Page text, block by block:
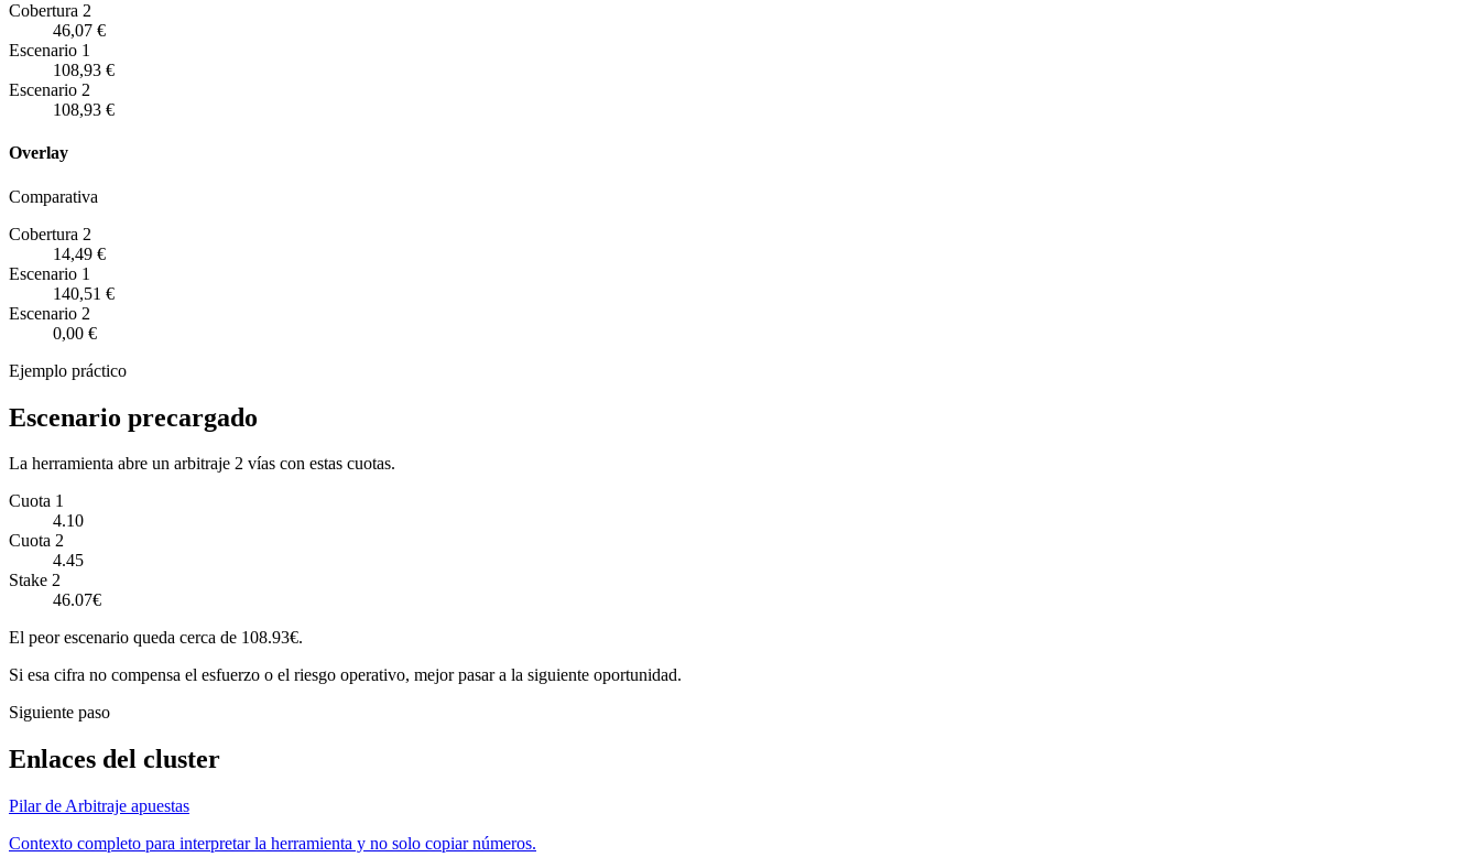
Cobertura 2
46,07 €
Escenario 1
108,93 €
Escenario 2
108,93 €
Overlay
Comparativa
Cobertura 2
14,49 €
Escenario 1
140,51 €
Escenario 2
0,00 €
Ejemplo práctico
Escenario precargado
La herramienta abre un arbitraje 2 vías con estas cuotas.
Cuota 1
4.10
Cuota 2
4.45
Stake 2
46.07€
El peor escenario queda cerca de 108.93€.
Si esa cifra no compensa el esfuerzo o el riesgo operativo, mejor pasar a la siguiente oportunidad.
Siguiente paso
Enlaces del cluster
Pilar de Arbitraje apuestas
Contexto completo para interpretar la herramienta y no solo copiar números.